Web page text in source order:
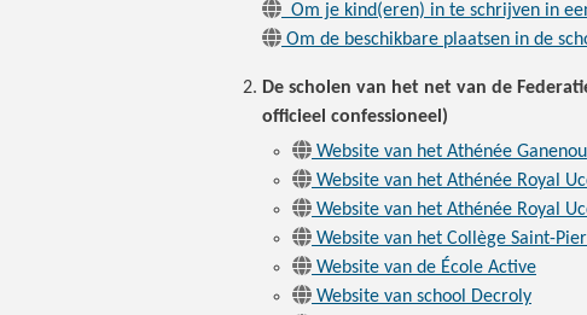
Om je kind(eren) in te schrijven in
Om de beschikbare plaatsen in de
De scholen van het net van de
officieel confessioneel)
Website van het Athénée Ganenou
Website van het Athénée Royal
Website van het Athénée Royal
Website van het Collège Saint-
Website van de École Active
Website van school Decroly